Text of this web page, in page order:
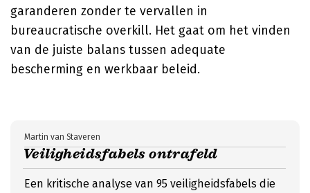
garanderen zonder te vervallen in
bureaucratische overkill. Het gaat om het vinden
van de juiste balans tussen adequate
bescherming en werkbaar beleid.
Veiligheidsfabels ontrafeld
Martin van Staveren
Een kritische analyse van 95 veiligheidsfabels die